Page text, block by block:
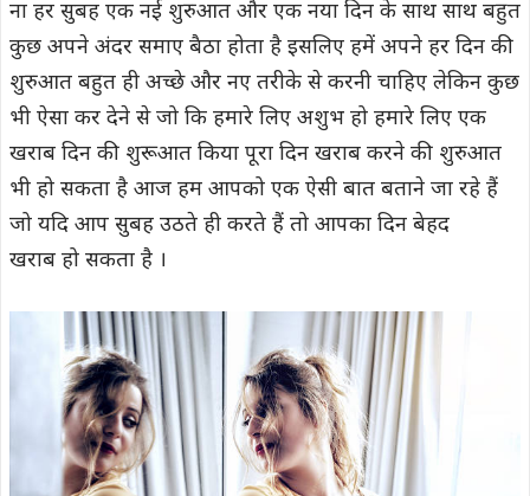
ना हर सुबह एक नई शुरुआत और एक नया दिन के साथ साथ बहुत
कुछ अपने अंदर समाए बैठा होता है इसलिए हमें अपने हर दिन की
शुरुआत बहुत ही अच्छे और नए तरीके से करनी चाहिए लेकिन कुछ
भी ऐसा कर देने से जो कि हमारे लिए अशुभ हो हमारे लिए एक
खराब दिन की शुरूआत किया पूरा दिन खराब करने की शुरुआत
भी हो सकता है आज हम आपको एक ऐसी बात बताने जा रहे हैं
जो यदि आप सुबह उठते ही करते हैं तो आपका दिन बेहद
खराब हो सकता है ।